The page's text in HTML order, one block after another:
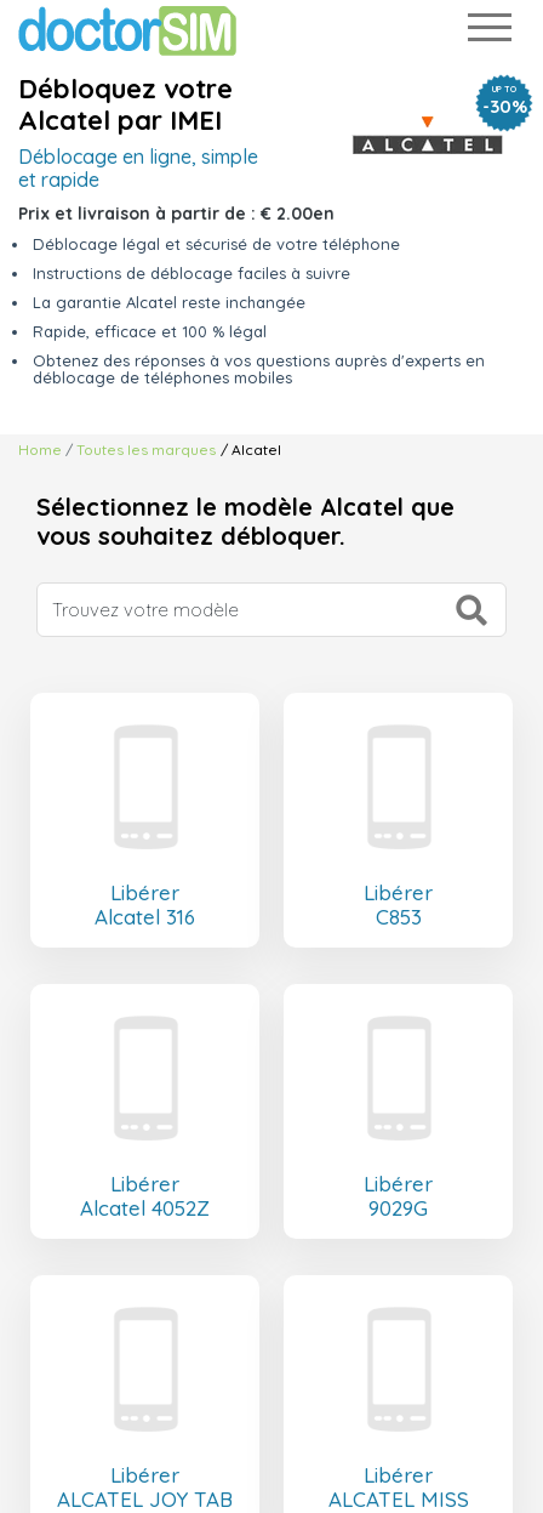
UP TO
-30%
Débloquez votre
Alcatel par IMEI
Déblocage en ligne, simple
et rapide
Prix et livraison à partir de : € 2.00en
Déblocage légal et sécurisé de votre téléphone
Instructions de déblocage faciles à suivre
La garantie Alcatel reste inchangée
Rapide, efficace et 100 % légal
Obtenez des réponses à vos questions auprès d'experts en
déblocage de téléphones mobiles
Home Toutes les marques / Alcatel
Sélectionnez le modèle Alcatel que
vous souhaitez débloquer.
Libérer
Alcatel 316
Libérer
C853
Libérer
Alcatel 4052Z
Libérer
9029G
Libérer
ALCATEL JOY TAB
Libérer
ALCATEL MISS